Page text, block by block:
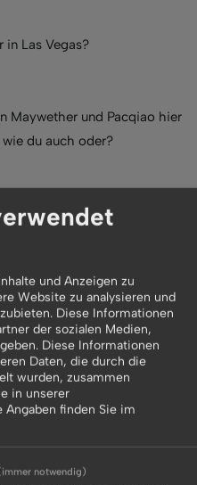
in Las Vegas?
Maywether und Pacqiao hier
du auch oder?
Millionen Boxfans an den TV
es wird ein sehr enger
Kampf gewinnt!
Maywether hier in Vegas den
wird.
und Anzeigen zu
Website zu analysieren und
Diese Informationen
der sozialen Medien,
Diese Informationen
Daten, die durch die
wurden, zusammen
in unserer
Angaben finden Sie im
notwendig)